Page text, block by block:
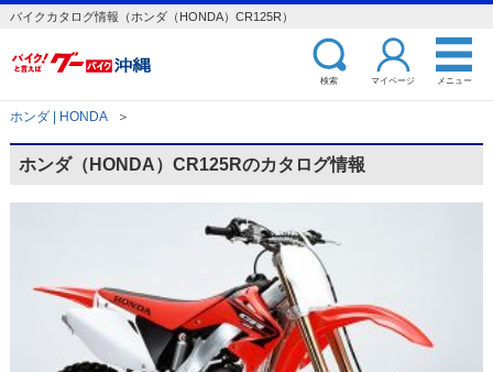
バイクカタログ情報（ホンダ（HONDA）CR125R）
検索 マイページ メニュー
ホンダ | HONDA ＞
ホンダ（HONDA）CR125Rのカタログ情報